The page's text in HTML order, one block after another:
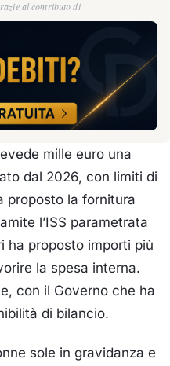
al contributo di
mille euro una
dal 2026, con limiti di
proposto la fornitura
l’ISS parametrata
ha proposto importi più
la spesa interna.
con il Governo che ha
di bilancio.
sole in gravidanza e